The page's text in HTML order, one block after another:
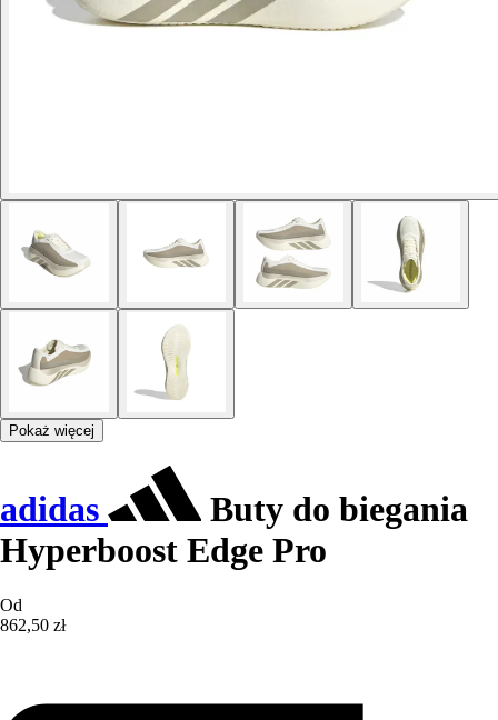
Pokaż więcej
adidas
Buty do biegania
Hyperboost Edge Pro
Od
862,50 zł